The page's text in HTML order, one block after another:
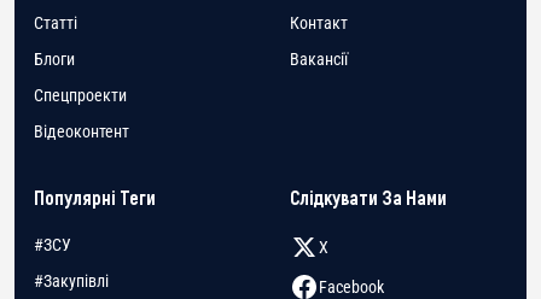
Статті
Блоги
Спецпроекти
Відеоконтент
Контакт
Вакансії
Популярні Теги
#ЗСУ
#Закупівлі
Слідкувати За Нами
X
Facebook